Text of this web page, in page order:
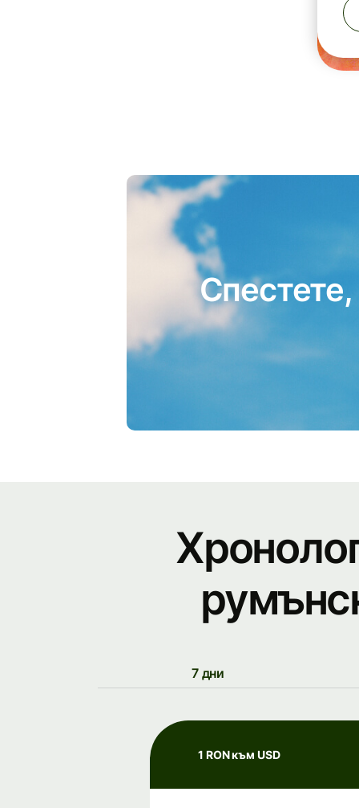
7 дни
1 RON към USD